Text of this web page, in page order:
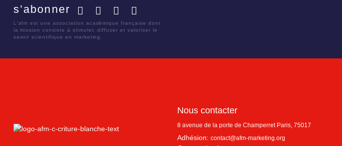
s’abonner
L'afm est une association académique française dont
la mission consiste à stimuler, diffuser et valoriser le
savoir scientifique en marketing.
Nous contacter
8 avenue de la porte de Champerret Paris, 75017
Adhésion: contact@afm-marketing.org